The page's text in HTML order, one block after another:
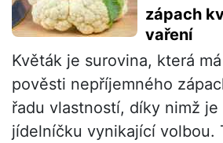
zápach
vaření
Květák je surovina, která
pověsti nepříjemného
řadu vlastností, díky nimž je
jídelníčku vynikající volbou.